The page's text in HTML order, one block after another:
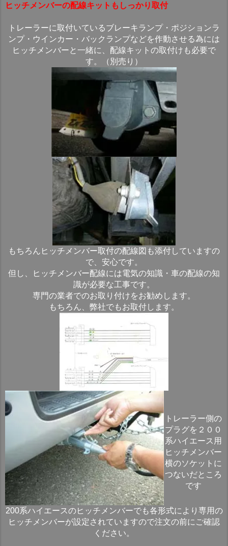
ヒッチメンバーの配線キットもしっかり取付
トレーラーに取付いているブレーキランプ・ポジションラ
ンプ・ウインカー・バックランプなどを作動させる為には
ヒッチメンバーと一緒に、配線キットの取付けも必要で
す。（別売り）
もちろんヒッチメンバー取付の配線図も添付していますの
で、安心です。
但し、ヒッチメンバー配線には電気の知識・車の配線の知
識が必要な工事です。
専門の業者でのお取り付けをお勧めします。
もちろん、弊社でもお取付します。
トレーラー側の
プラグを２００
系ハイエース用
ヒッチメンバー
横のソケットに
つないだところ
です
200系ハイエースのヒッチメンバーでも各形式により専用の
ヒッチメンバーが設定されていますので注文の前にご確認
ください。